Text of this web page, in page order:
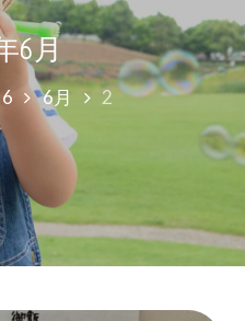
6月
6月 2